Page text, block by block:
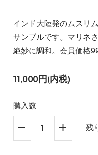
インド大陸発のムスリ
サンプルです。マリネ
絶妙に調和。会員価格
11,000円(内税)
購入数
残